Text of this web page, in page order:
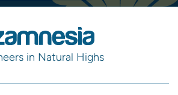
in Natural Highs